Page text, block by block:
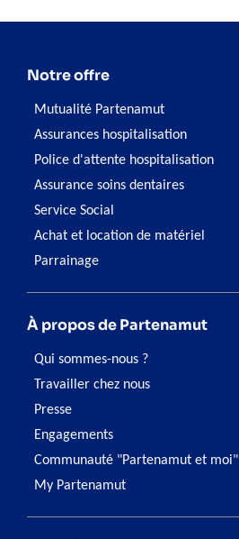
Notre offre
Mutualité Partenamut
Assurances hospitalisation
Police d'attente hospitalisation
Assurance soins dentaires
Service Social
Achat et location de matériel
Parrainage
À propos de Partenamut
Qui sommes-nous ?
Travailler chez nous
Presse
Engagements
Communauté "Partenamut et moi"
My Partenamut